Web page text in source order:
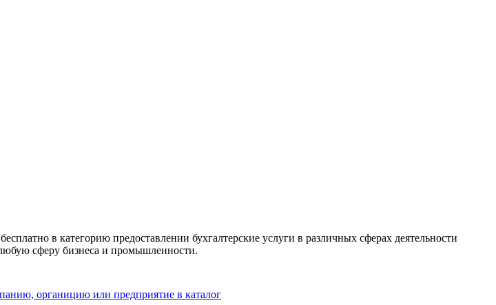
в категорию предоставлении бухгалтерские услуги в различных сферах деятельности
сферу бизнеса и промышленности.